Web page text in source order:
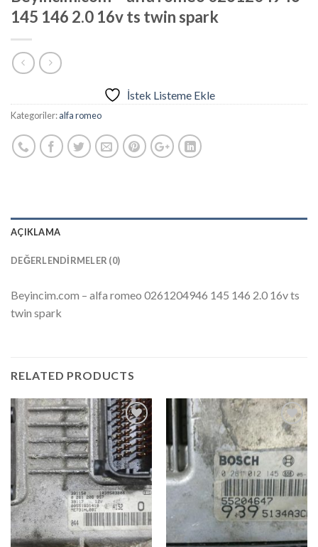
145 146 2.0 16v ts twin spark
İstek Listeme Ekle
Kategoriler:alfa romeo
AÇIKLAMA
DEĞERLENDIRMELER (0)
Beyincim.com – alfa romeo 0261204946 145 146 2.0 16v ts
twin spark
RELATED PRODUCTS
İstek
Listeme
Ekle
İstek
Listeme
Ekle